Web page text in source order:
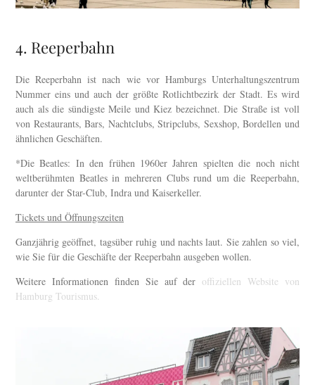
4. Reeperbahn
Die Reeperbahn ist nach wie vor Hamburgs Unterhaltungszentrum
Nummer eins und auch der größte Rotlichtbezirk der Stadt. Es wird
auch als die sündigste Meile und Kiez bezeichnet. Die Straße ist voll
von Restaurants, Bars, Nachtclubs, Stripclubs, Sexshop, Bordellen und
ähnlichen Geschäften.
*Die Beatles: In den frühen 1960er Jahren spielten die noch nicht
weltberühmten Beatles in mehreren Clubs rund um die Reeperbahn,
darunter der Star-Club, Indra und Kaiserkeller.
Tickets und Öffnungszeiten
Ganzjährig geöffnet, tagsüber ruhig und nachts laut. Sie zahlen so viel,
wie Sie für die Geschäfte der Reeperbahn ausgeben wollen.
Weitere Informationen finden Sie auf der offiziellen Website von
Hamburg Tourismus.